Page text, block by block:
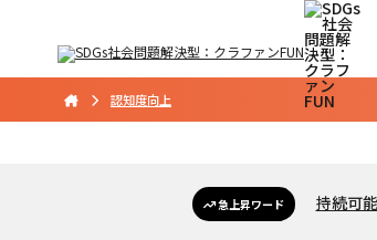
認知度向上
急上昇ワード 持続可